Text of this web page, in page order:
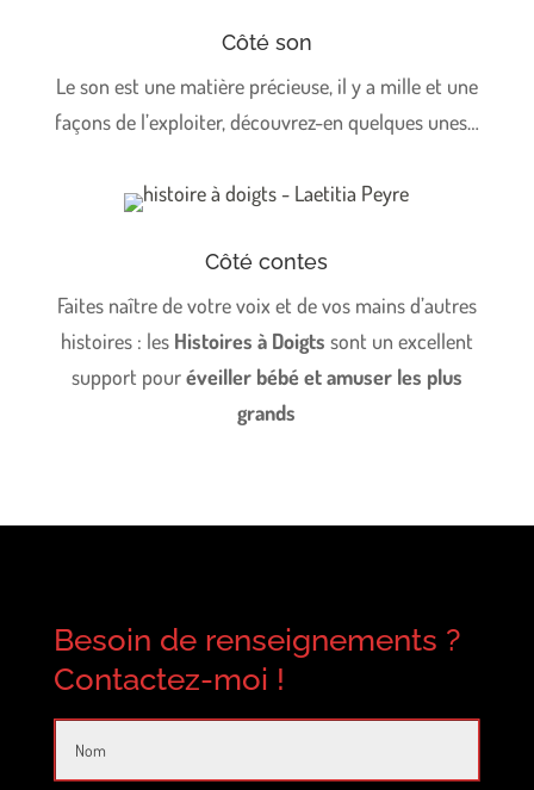
Côté son
Le son est une matière précieuse, il y a mille et une
façons de l’exploiter, découvrez-en quelques unes…
Côté contes
Faites naître de votre voix et de vos mains d’autres
histoires : les Histoires à Doigts sont un excellent
support pouréveiller bébé et amuser les plus
grands
Besoin de renseignements ?
Contactez-moi !